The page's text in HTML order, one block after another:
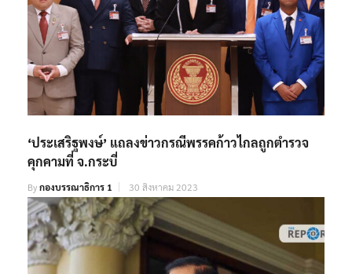
‘ประเสริฐพงษ์’ แถลงข่าวกรณีพรรคก้าวไกลถูกตำรวจ
คุกคามที่ จ.กระบี่
Byกองบรรณาธิการ 1 30 สิงหาคม 2023